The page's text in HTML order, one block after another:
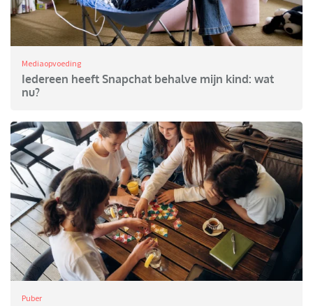
Mediaopvoeding
Iedereen heeft Snapchat behalve mijn kind: wat
nu?
Puber